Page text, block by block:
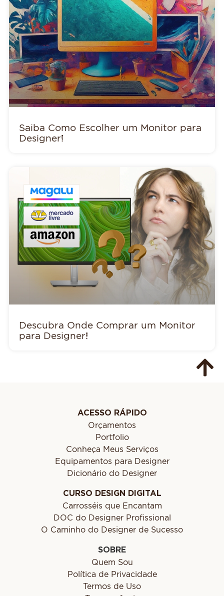
Saiba Como Escolher um Monitor para
Designer!
Descubra Onde Comprar um Monitor
para Designer!
ACESSO RÁPIDO
Orçamentos
Portfolio
Conheça Meus Serviços
Equipamentos para Designer
Dicionário do Designer
CURSO DESIGN DIGITAL
Carrosséis que Encantam
DOC do Designer Profissional
O Caminho do Designer de Sucesso
SOBRE
Quem Sou
Política de Privacidade
Termos de Uso